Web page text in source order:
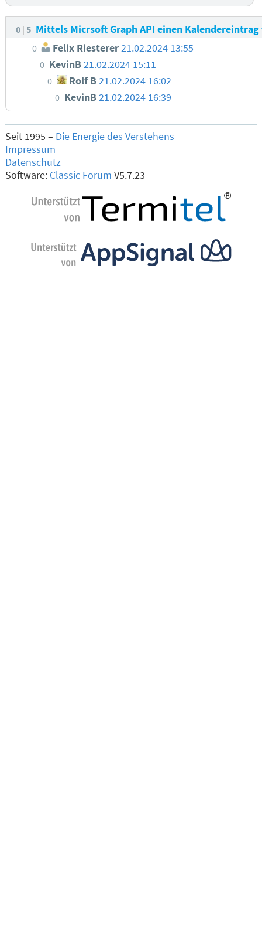
0 5 Mittels Micrsoft Graph API einen
0 Felix Riesterer21.02.2024 13:55
0 KevinB21.02.2024 15:11
0 Rolf B 21.02.2024 16:02
0 KevinB21.02.2024 16:39
Seit 1995 – Die Energie des Verstehens
Impressum
Datenschutz
Software: Classic Forum V5.7.23